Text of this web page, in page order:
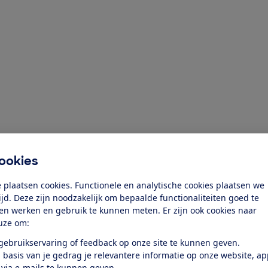
plaatsen cookies. Functionele en analytische cookies plaatsen we
Deze zijn noodzakelijk om bepaalde functionaliteiten goed te
werken en gebruik te kunnen meten. Er zijn ook cookies naar
om:
of feedback op onze site te kunnen geven.
basis van je gedrag je relevantere informatie op onze website,
toe